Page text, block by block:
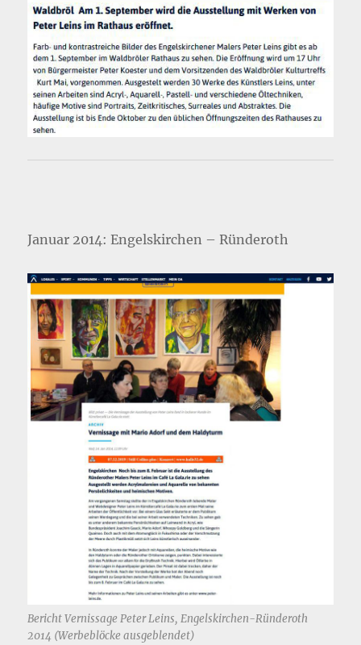
Januar 2014: Engelskirchen – Ründeroth
Bericht Vernissage Peter Leins, Engelskirchen-Ründeroth
2014 (Werbeblöcke ausgeblendet)